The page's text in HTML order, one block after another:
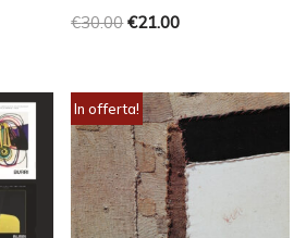
€30.00 €21.00
In offerta!